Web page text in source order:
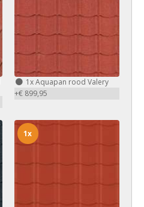
1xAquapan rood Valery
+€ 899,95
1x